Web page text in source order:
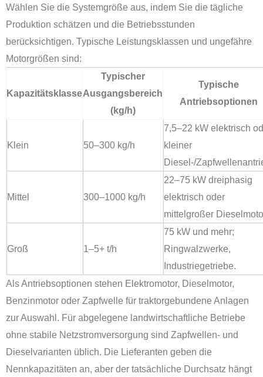
Wählen Sie die Systemgröße aus, indem Sie die tägliche
Produktion schätzen und die Betriebsstunden
berücksichtigen. Typische Leistungsklassen und ungefähre
Motorgrößen sind:
Kapazitätsklasse
Typischer
Ausgangsbereich
(kg/h)
Typische
Antriebsoptionen
Klein 50–300 kg/h
7,5–22 kW elektrisch
kleiner
Diesel-/
Mittel 300–1000 kg/h
22–75 kW dreiphasig
elektrisch oder
mittelgroßer
Groß 1–5+ t/h
75 kW und mehr;
Ringwalzwerke,
Industriegetriebe.
Als Antriebsoptionen stehen Elektromotor, Dieselmotor,
Benzinmotor oder Zapfwelle für traktorgebundene Anlagen
zur Auswahl. Für abgelegene landwirtschaftliche Betriebe
ohne stabile Netzstromversorgung sind Zapfwellen- und
Dieselvarianten üblich. Die Lieferanten geben die
Nennkapazitäten an, aber der tatsächliche Durchsatz hängt